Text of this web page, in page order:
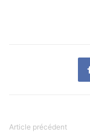
Article précédent